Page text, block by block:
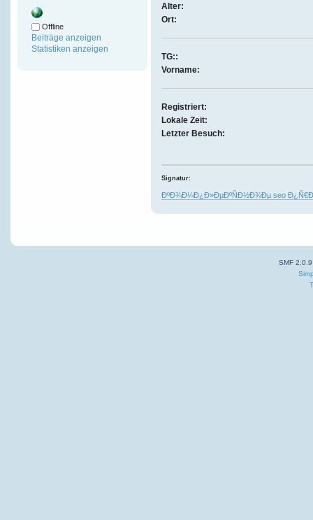
Offline
Beiträge anzeigen
Statistiken anzeigen
Alter:
Ort:
TG::
Vorname:
Registriert:
Lokale Zeit:
Letzter Besuch:
Signatur:
ÐºÐ¾Ð¼Ð¿Ð»ÐµÐºÑÐ½Ð¾Ðµ seo
SMF 2.0.9